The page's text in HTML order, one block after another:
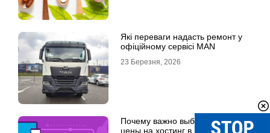
Які переваги надасть ремонт у
офіційному сервісі MAN
23 Березня, 2026
Почему важно выбрать хорошие
цены на хостинг в Украине